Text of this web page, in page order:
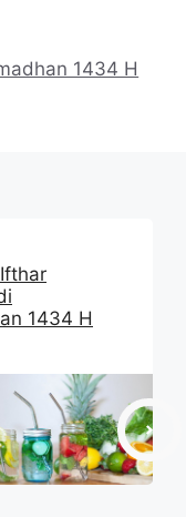
1434 H
1434 H